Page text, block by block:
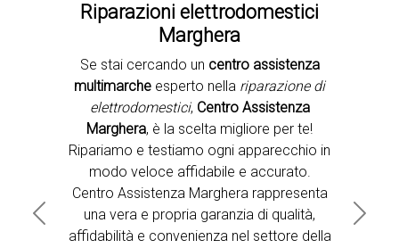
Second slide
Riparazioni elettrodomestici
Marghera
Se stai cercando un centro assistenza
multimarche esperto nella riparazione di
elettrodomestici, Centro Assistenza
Marghera, è la scelta migliore per te!
Ripariamo e testiamo ogni apparecchio in
modo veloce affidabile e accurato.
Centro Assistenza Marghera rappresenta
una vera e propria garanzia di qualità,
affidabilità e convenienza nel settore della
Previous Next